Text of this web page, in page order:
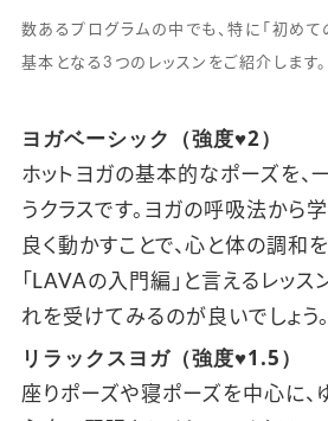
数あるプログラムの中でも、特に「初めて
基本となる3つのレッスンをご紹介します。
ヨガベーシック（強度♥2）
ホットヨガの基本的なポーズを、
うクラスです。ヨガの呼吸法から
良く動かすことで、心と体の調和
「LAVAの入門編」と言えるレッス
れを受けてみるのが良いでしょう。
リラックスヨガ（強度♥1.5）
座りポーズや寝ポーズを中心に、